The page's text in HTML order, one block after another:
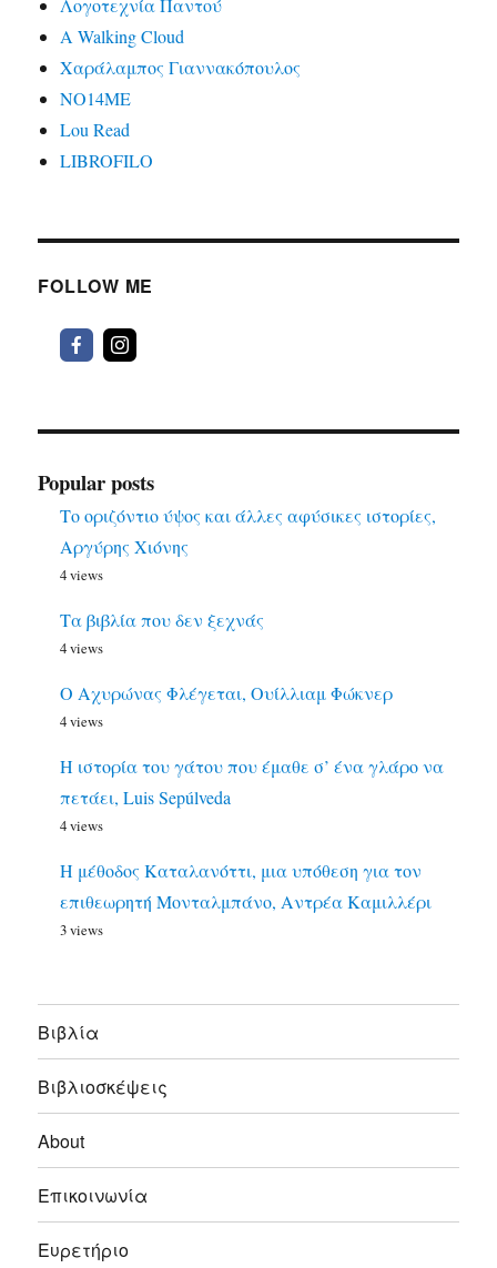
Λογοτεχνία Παντού
A Walking Cloud
Χαράλαμπος Γιαννακόπουλος
ΝΟ14ΜΕ
Lou Read
LIBROFILO
FOLLOW ME
Popular posts
Το οριζόντιο ύψος και άλλες αφύσικες ιστορίες,
Αργύρης Χιόνης
4 views
Τα βιβλία που δεν ξεχνάς
4 views
Ο Αχυρώνας Φλέγεται, Ουίλλιαμ Φώκνερ
4 views
Η ιστορία του γάτου που έμαθε σ’ ένα γλάρο να
πετάει, Luis Sepúlveda
4 views
Η μέθοδος Καταλανόττι, μια υπόθεση για τον
επιθεωρητή Μονταλμπάνο, Αντρέα Καμιλλέρι
3 views
Bιβλία
Βιβλιοσκέψεις
About
Επικοινωνία
Ευρετήριο